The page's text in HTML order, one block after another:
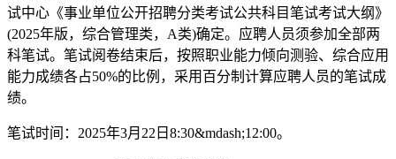
试中心《事业单位公开招聘分类考试公共科目笔试考试大纲》
(2025年版，综合管理类，A类)确定。应聘人员须参加全部两
科笔试。笔试阅卷结束后，按照职业能力倾向测验、综合应用
能力成绩各占50%的比例，采用百分制计算应聘人员的笔试成
绩。
笔试时间：2025年3月22日8:30&mdash;12:00。